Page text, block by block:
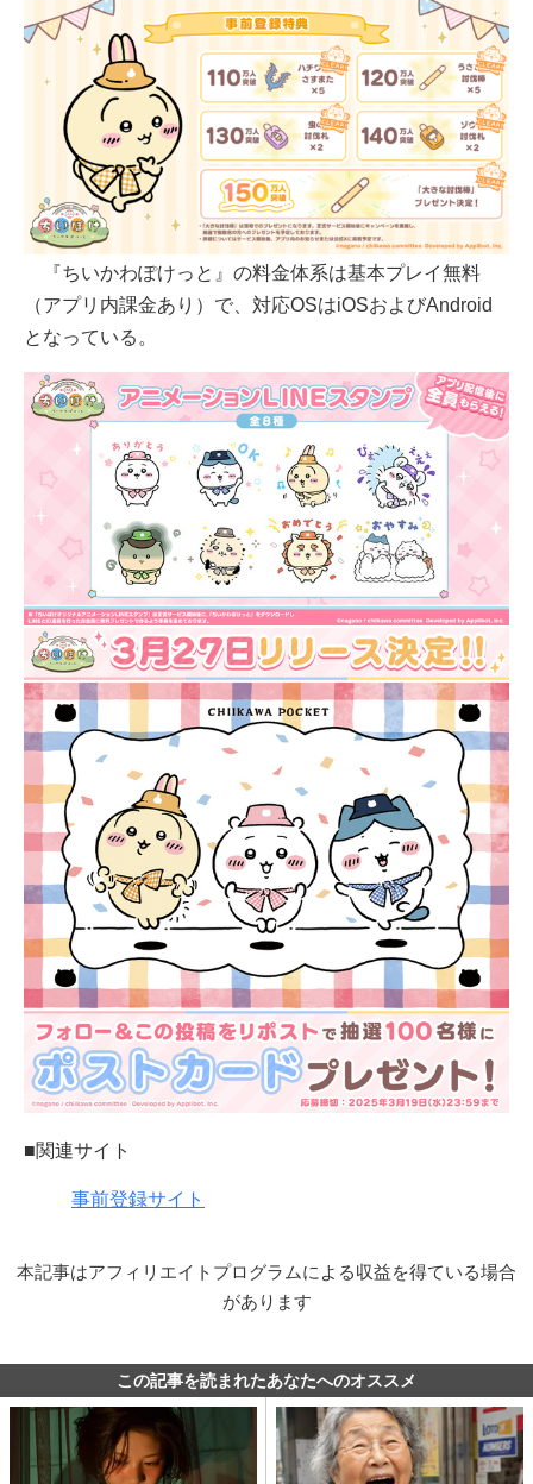
『ちいかわぽけっと』の料金体系は基本プレイ無料
（アプリ内課金あり）で、対応OSはiOSおよびAndroid
となっている。
■関連サイト
事前登録サイト
本記事はアフィリエイトプログラムによる収益を得ている場合
があります
この記事を読まれたあなたへのオススメ